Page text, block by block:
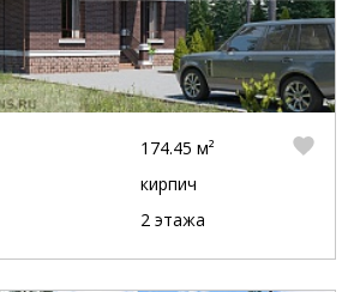
174.45 м²
кирпич
2 этажа